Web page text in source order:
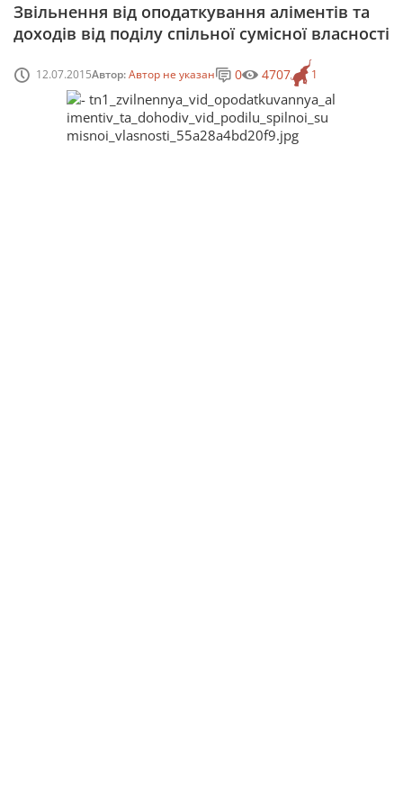
Звільнення від оподаткування аліментів та
доходів від поділу спільної сумісної власності
12.07.2015Автор:Автор не указан 1
0 4707